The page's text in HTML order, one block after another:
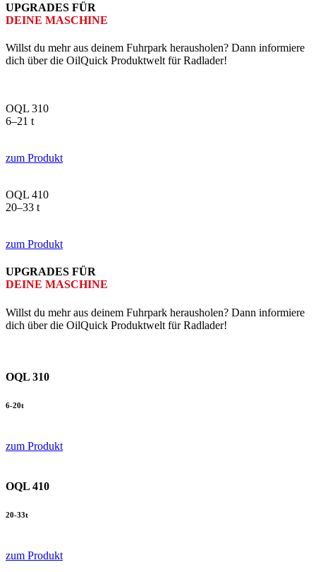
UPGRADES FÜR
DEINE MASCHINE
Willst du mehr aus deinem Fuhr­park herausholen? Dann informiere
dich über die OilQuick Produkt­welt für Radlader!
OQL 310
6–21 t
zum Produkt
OQL 410
20–33 t
zum Produkt
UPGRADES FÜR
DEINE MASCHINE
Willst du mehr aus deinem Fuhr­park herausholen? Dann informiere
dich über die OilQuick Produkt­welt für Radlader!
OQL 310
6-20t
zum Produkt
OQL 410
20-33t
zum Produkt